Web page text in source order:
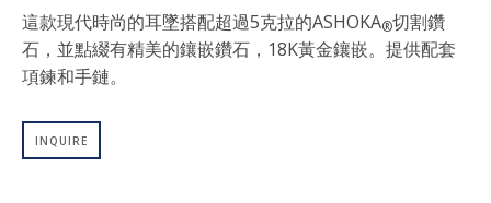
吊墜
耳飾
钟表
MEN'S RINGS
項鍊
耳飾
這款現代時尚的耳墜搭配超過5克拉的ASHOKA®切割鑽
石，並點綴有精美的鑲嵌鑽石，18K黃金鑲嵌。提供配套
項鍊和手鏈。
INQUIRE